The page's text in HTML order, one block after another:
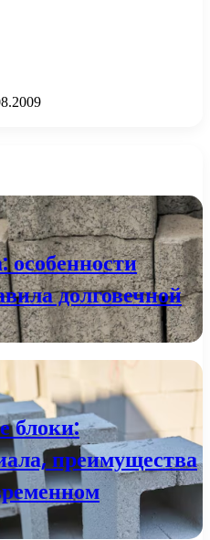
особенности
долговечной
блоки:
преимущества